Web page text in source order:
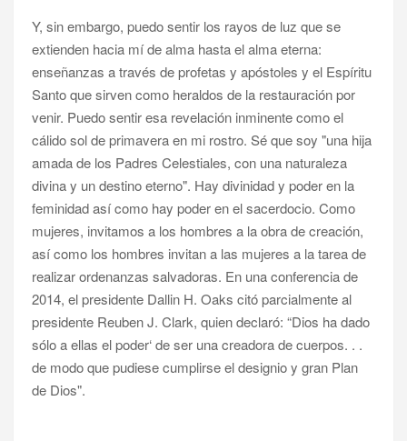
Y, sin embargo, puedo sentir los rayos de luz que se
extienden hacia mí de alma hasta el alma eterna:
enseñanzas a través de profetas y apóstoles y el Espíritu
Santo que sirven como heraldos de la restauración por
venir. Puedo sentir esa revelación inminente como el
cálido sol de primavera en mi rostro. Sé que soy "una hija
amada de los Padres Celestiales, con una naturaleza
divina y un destino eterno". Hay divinidad y poder en la
feminidad así como hay poder en el sacerdocio. Como
mujeres, invitamos a los hombres a la obra de creación,
así como los hombres invitan a las mujeres a la tarea de
realizar ordenanzas salvadoras. En una conferencia de
2014, el presidente Dallin H. Oaks citó parcialmente al
presidente Reuben J. Clark, quien declaró: “Dios ha dado
sólo a ellas el poder‘ de ser una creadora de cuerpos. . .
de modo que pudiese cumplirse el designio y gran Plan
de Dios".